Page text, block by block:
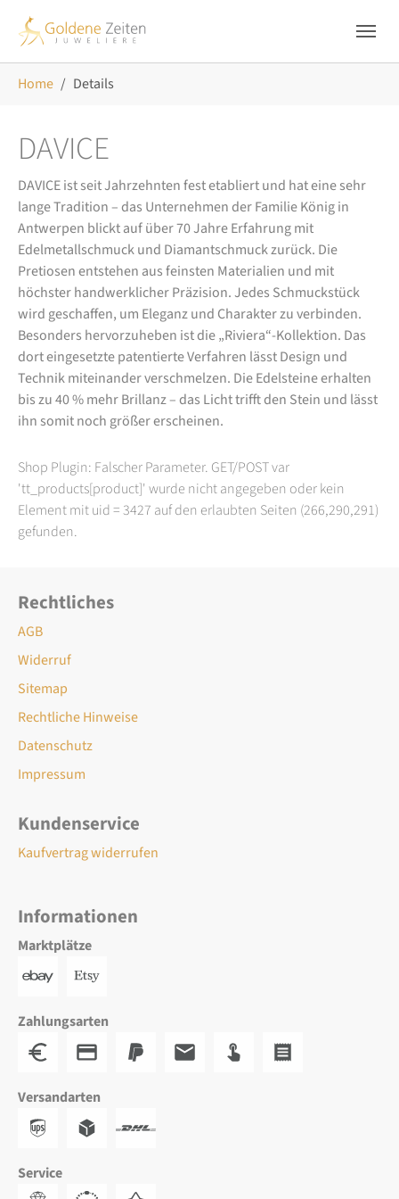
Home Details
DAVICE
DAVICE ist seit Jahrzehnten fest etabliert und hat eine sehr
lange Tradition – das Unternehmen der Familie König in
Antwerpen blickt auf über 70 Jahre Erfahrung mit
Edelmetallschmuck und Diamantschmuck zurück. Die
Pretiosen entstehen aus feinsten Materialien und mit
höchster handwerklicher Präzision. Jedes Schmuckstück
wird geschaffen, um Eleganz und Charakter zu verbinden.
Besonders hervorzuheben ist die „Riviera“-Kollektion. Das
dort eingesetzte patentierte Verfahren lässt Design und
Technik miteinander verschmelzen. Die Edelsteine erhalten
bis zu 40 % mehr Brillanz – das Licht trifft den Stein und lässt
ihn somit noch größer erscheinen.
Shop Plugin: Falscher Parameter. GET/POST var
'tt_products[product]' wurde nicht angegeben oder kein
Element mit uid = 3427 auf den erlaubten Seiten (266,290,291)
gefunden.
Rechtliches
AGB
Widerruf
Sitemap
Rechtliche Hinweise
Datenschutz
Impressum
Kundenservice
Kaufvertrag widerrufen
Informationen
Marktplätze
Zahlungsarten
Versandarten
Service